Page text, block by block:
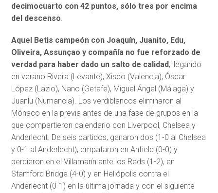
decimocuarto con 42 puntos, sólo tres por encima
del descenso.
Aquel Betis campeón con Joaquín, Juanito, Edu,
Oliveira, Assunçao y compañía no fue reforzado de
verdad para haber dado un salto de calidad, llegando
en verano Rivera (Levante), Xisco (Valencia), Óscar
López (Lazio), Nano (Getafe), Miguel Ángel (Málaga) y
Juanlu (Numancia). Los verdiblancos eliminaron al
Mónaco en la previa antes de una fase de grupos en la
que compartieron calendario con Liverpool, Chelsea y
Anderlecht. De seis partidos, ganaron dos (1-0 al Chelsea
y 0-1 al Anderlecht), empataron en Anfield (0-0) y
perdieron en el Villamarín ante los Reds (1-2), en
Stamford Bridge (4-0) y en Heliópolis contra el
Anderlecht (0-1) en la última jornada y con el siguiente